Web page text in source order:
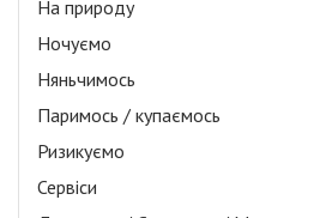
На природу
Ночуємо
Няньчимось
Паримось / купаємось
Ризикуємо
Сервіси